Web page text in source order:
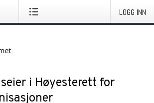
LOGG INN
i Høyesterett for